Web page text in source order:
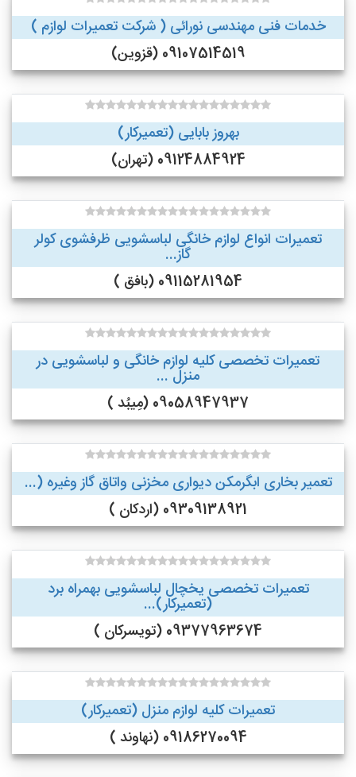
خدمات فنی مهندسی نورائی ( شرکت تعمیرات لوازم )
09107514519 (قزوین)
بهروز بابایی (تعمیرکار)
09124884924 (تهران)
تعمیرات انواع لوازم خانگی لباسشویی ظرفشوی کولر
گاز...
09115281954 (بافق )
تعمیرات تخصصی کلیه لوازم خانگی و لباسشویی در
منزل ...
09058947937 (مِیبُد )
تعمیر بخاری ابگرمکن دیواری مخزنی واتاق گاز وغیره (...
09309138921 (اردکان )
تعمیرات تخصصی یخچال لباسشویی بهمراه برد
(تعمیرکار)...
09377963674 (تویسرکان )
تعمیرات کلیه لوازم منزل (تعمیرکار)
09186270094 (نهاوند )